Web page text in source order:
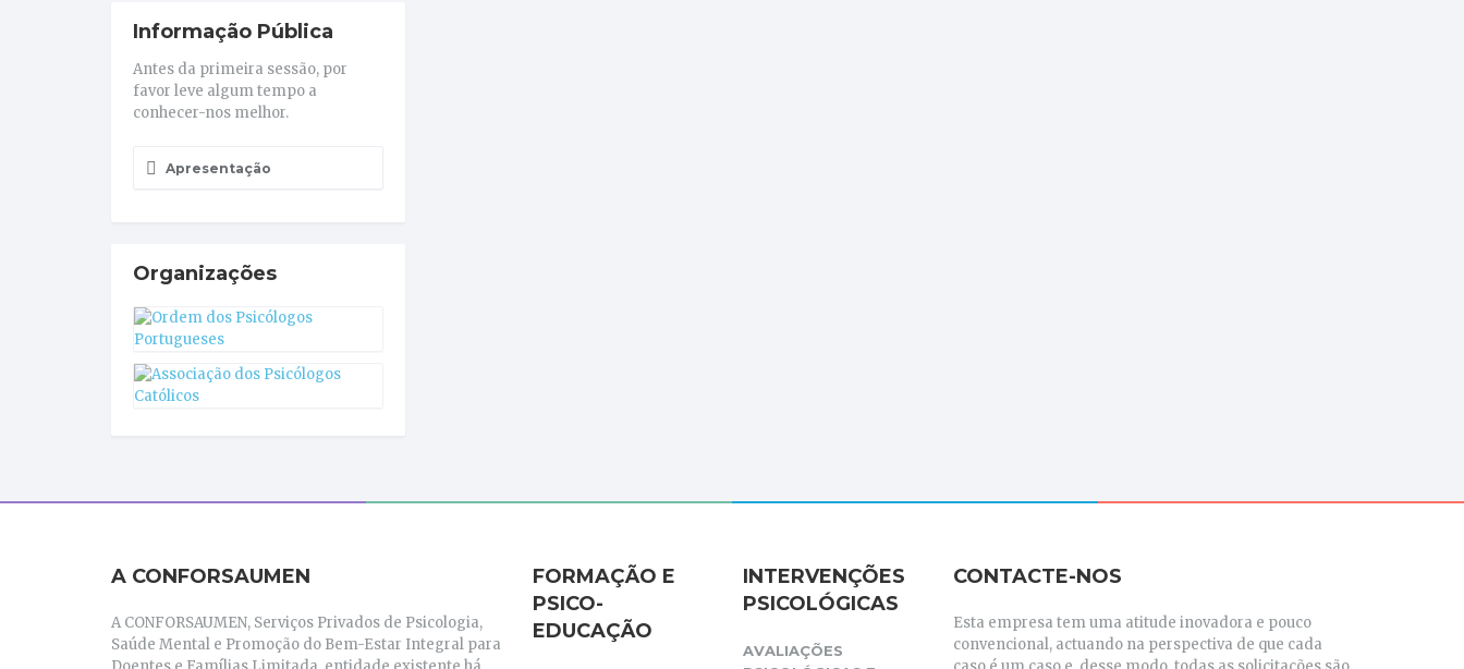
Informação Pública
Antes da primeira sessão, por
favor leve algum tempo a
conhecer-nos melhor.
Apresentação
Organizações
A CONFORSAUMEN
A CONFORSAUMEN, Serviços Privados de Psicologia,
Saúde Mental e Promoção do Bem-Estar Integral para
FORMAÇÃO E
PSICO-
EDUCAÇÃO
INTERVENÇÕES
PSICOLÓGICAS
AVALIAÇÕES
CONTACTE-NOS
Esta empresa tem uma atitude inovadora e pouco
convencional, actuando na perspectiva de que cada